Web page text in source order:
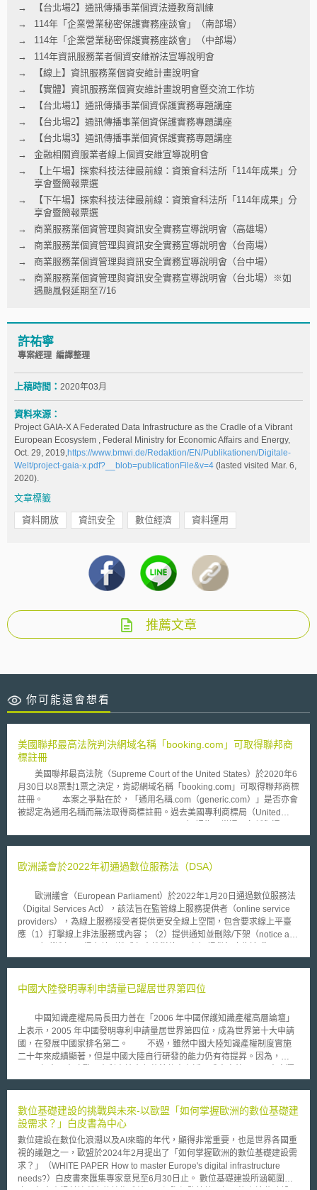
【台北場2】通訊傳播事業個資法遵教育訓練
114年「企業營業秘密保護實務座談會」（南部場）
114年「企業營業秘密保護實務座談會」（中部場）
114年資訊服務業者個資安維辦法宣導說明會
【線上】資訊服務業個資安維計畫說明會
【實體】資訊服務業個資安維計畫說明會暨交流工作坊
【台北場1】通訊傳播事業個資保護實務專題講座
【台北場2】通訊傳播事業個資保護實務專題講座
【台北場3】通訊傳播事業個資保護實務專題講座
金融相關資服業者線上個資安維宣導說明會
【上午場】探索科技法律最前線：資策會科法所「114年成果」分
享會暨簡報票選
【下午場】探索科技法律最前線：資策會科法所「114年成果」分
享會暨簡報票選
商業服務業個資管理與資訊安全實務宣導說明會（高雄場）
商業服務業個資管理與資訊安全實務宣導說明會（台南場）
商業服務業個資管理與資訊安全實務宣導說明會（台中場）
商業服務業個資管理與資訊安全實務宣導說明會（台北場）※如
遇颱風假延期至7/16
許祐寧
專案經理 編譯整理
上稿時間： 2020年03月
資料來源：
Project GAIA-X A Federated Data Infrastructure as the Cradle of a Vibrant
European Ecosystem , Federal Ministry for Economic Affairs and Energy,
Oct. 29, 2019, https://www.bmwi.de/Redaktion/EN/Publikationen/Digitale-
Welt/project-gaia-x.pdf?__blob=publicationFile&v=4 (lasted visited Mar. 6,
2020).
文章標籤
資料開放 資訊安全 數位經濟 資料運用
推薦文章
你可能還會想看
美國聯邦最高法院判決網域名稱「booking.com」可取得聯邦商
標註冊
美國聯邦最高法院（Supreme Court of the United States）於2020年6
月30日以8票對1票之決定，肯認網域名稱「booking.com」可取得聯邦商標
註冊。 本案之爭點在於，「通用名稱.com（generic.com）」是否亦會
被認定為通用名稱而無法取得商標註冊。過去美國專利商標局（United
級域名（如「.com」）組合時，所得到之組合仍會被認定具有通用性
詞，無法藉此傳達任何可識別來源之意義。就「booking.com」而言，由於
訂服務。且即便認為「booking.com」屬於描述性商標，其亦缺乏第二意義
而無法註冊。 惟聯邦最高法院認為，因為同一時間僅有一個實體可占
用一特定網域名稱，因此「generic.com」一詞可向消費者傳達與特定網站
之關聯。且對於通用性之認定原則主要有三：首先，通用性係指商品或服務
用語是否整體上向消費者表示為線上旅館預定服務之類別，例如：消費者是
消費者並非以此種方式來認知「booking.com」用語，因此，由於
「booking.com」對於消費者而言並非通用名稱，其未具通用性。
USPTO另認為基於政策考量，其反對如「booking.com」之
「generic.com」之商標註冊，因此種商標保護將使商標權人對於其他應保
持自由使用之相似文字擁有過度控制權，例如可能會妨礙競爭者使用
「booking」用語或「ebooking.com」、「hotel-booking.com」等域名。
聯邦最高法院指出，USPTO顧慮之情形其實也會出現於任何描述性商標。
事實上，除非可能造成消費者混淆，競爭者之使用並不會侵害商標權。
「booking.com」是識別性較弱的商標，較難導致消費者混淆，且
booking.com公司亦自承「booking.com」之註冊不會阻止競爭者使用
「booking」之用語來描述其之服務。因此，聯邦最高法院最終認定
「booking.com」之註冊不會使商標權人壟斷「booking」此一用語。
歐洲議會於2022年初通過數位服務法（DSA）
歐洲議會（European Parliament）於2022年1月20日通過數位服務法
（Digital Services Act），該法旨在監管線上服務提供者（online service
providers），為線上服務接受者提供更安全線上空間，包含要求線上平臺
應（1）打擊線上非法服務或內容；（2）提供通知並刪除/下架（notice and
（tracking-free ad）選項，和禁止將未成年人資料用於定向廣告（targeting
（very large online platforms, VLOP）若故意或過失違反義務，最高罰鍰可
停止提供服務；（5）強制性風險評估和提高演算法透明度，以打擊有害內
容（harmful content）和虛假資訊。 數位服務法所規範的服務主要有
四種類型，四種服務提供者負擔累計義務（cumulative obligation），其中
VLOP被賦予最多責任，因其對於散布非法內容並造成社會危害具有特殊風
服務，例如：雲端儲存服務、網站主機代管等服務。 （3）線上平臺
（online platform）：包含類型線上市集、應用程式商店、以及社群媒體平
台。 （4）VLOP：每月平均歐盟境內活躍用戶達4500萬以上或人口10%之
線上平臺。例如：Google、Facebook及YouTube。 此數位服務法草案
最早在2019年年底提出，歐洲議會於今年投票通過後，尚待歐盟理事會
（Council of the European Union）審查同意後，此法即正式發布施行。歐
中國大陸發明專利申請量已躍居世界第四位
中國知識產權局局長田力普在「2006 年中國保護知識產權高層論壇」
上表示，2005 年中國發明專利申請量居世界第四位，成為世界第十大申請
國，在發展中國家排名第二。 不過，雖然中國大陸知識產權制度實施
二十年來成績顯著，但是中國大陸自行研發的能力仍有待提昇。因為，
資、合資等三資企業只佔了大約六分之一。若從申請發明專利的技術程度觀
中在一般技術領域。 對照 2005 年大陸的中央企業研發投入額佔當年銷
售收入的比重平均為 1.5% ，相較先進國家大型企業一般不低於銷售收入
30520項，但這數字還不及日本佳能企業的一半。因此，大陸國資委主任李
榮融表示，在中央企業負責人業績考核體系中，國資委將會加大科技投入和
創新能力建設的考核力度。
數位基礎建設的挑戰與未來-以歐盟「如何掌握歐洲的數位基礎建
設需求？」白皮書為中心
數位建設在數位化浪潮以及AI來臨的年代，顯得非常重要，也是世界各國重
視的議題之一，歐盟於2024年2月提出了「如何掌握歐洲的數位基礎建設需
求？」（WHITE PAPER How to master Europe's digital infrastructure
needs?）白皮書來匯集專家意見至6月30日止。 數位基礎建設所涵範圍甚